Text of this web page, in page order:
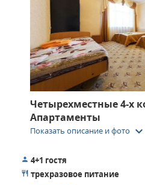
Четырехместные 4-х
Апартаменты
Показать описание и фото keyboard_arrow_down
4+1 гостя
трехразовое питание